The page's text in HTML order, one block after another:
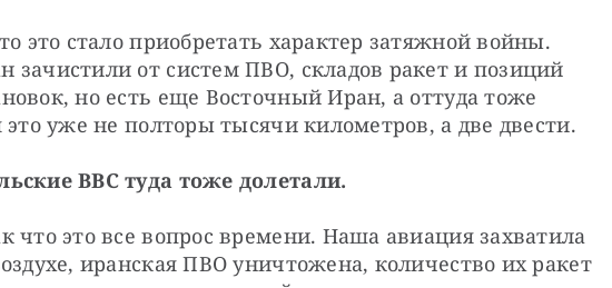
это стало приобретать характер затяжной войны.
зачистили от систем ПВО, складов ракет и позиций
но есть еще Восточный Иран, а оттуда тоже
это уже не полторы тысячи километров, а две двести.
ВВС туда тоже долетали.
что это все вопрос времени. Наша авиация захватила
иранская ПВО уничтожена, количество их ракет